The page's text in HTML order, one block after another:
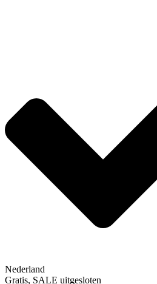
Nederland
Gratis, SALE uitgesloten